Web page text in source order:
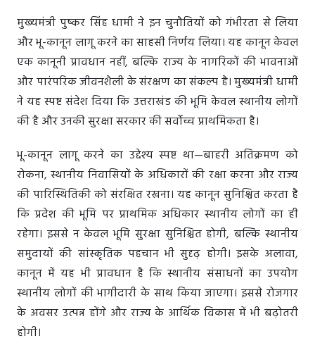
मुख्यमंत्री पुष्कर सिंह धामी ने इन चुनौतियों को गंभीरता से लिया
और भू-कानून लागू करने का साहसी निर्णय लिया। यह कानून केवल
एक कानूनी प्रावधान नहीं, बल्कि राज्य के नागरिकों की भावनाओं
और पारंपरिक जीवनशैली के संरक्षण का संकल्प है। मुख्यमंत्री धामी
ने यह स्पष्ट संदेश दिया कि उत्तराखंड की भूमि केवल स्थानीय लोगों
की है और उनकी सुरक्षा सरकार की सर्वोच्च प्राथमिकता है।
भू-कानून लागू करने का उद्देश्य स्पष्ट था—बाहरी अतिक्रमण को
रोकना, स्थानीय निवासियों के अधिकारों की रक्षा करना और राज्य
की पारिस्थितिकी को संरक्षित रखना। यह कानून सुनिश्चित करता है
कि प्रदेश की भूमि पर प्राथमिक अधिकार स्थानीय लोगों का ही
रहेगा। इससे न केवल भूमि सुरक्षा सुनिश्चित होगी, बल्कि स्थानीय
समुदायों की सांस्कृतिक पहचान भी सुदृढ़ होगी। इसके अलावा,
कानून में यह भी प्रावधान है कि स्थानीय संसाधनों का उपयोग
स्थानीय लोगों की भागीदारी के साथ किया जाएगा। इससे रोजगार
के अवसर उत्पन्न होंगे और राज्य के आर्थिक विकास में भी बढ़ोतरी
होगी।